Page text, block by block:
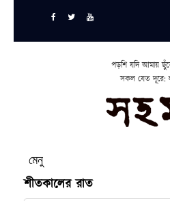
পড়শি যদি আমায়
সকল যেত দূরে:
মেনু
শীতকালের রাত